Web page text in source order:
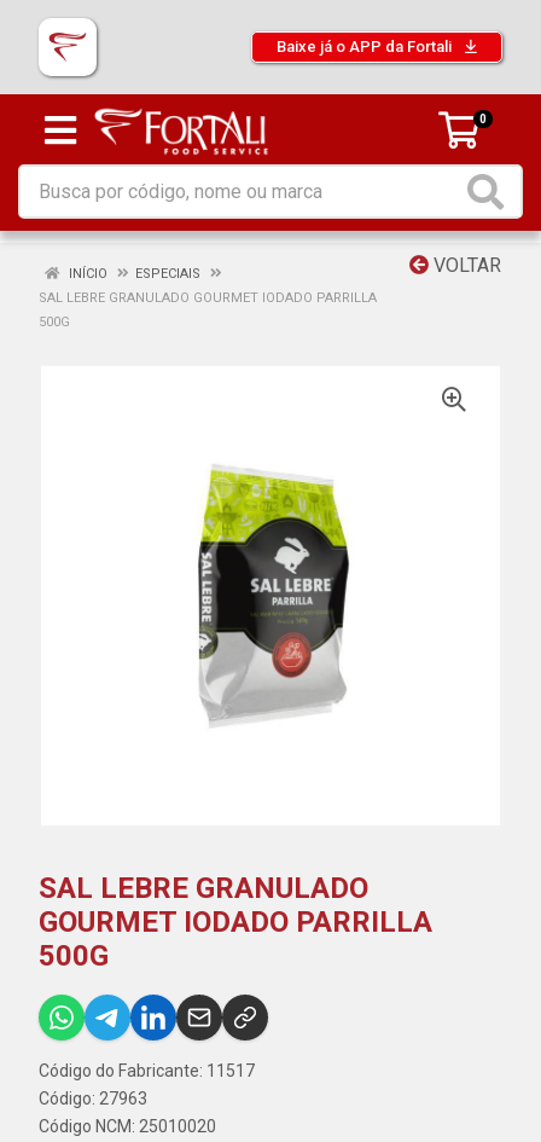
Baixe já o APP da Fortali
0
VOLTAR
INÍCIO
ESPECIAIS
SAL LEBRE GRANULADO GOURMET IODADO PARRILLA
500G
SAL LEBRE GRANULADO
GOURMET IODADO PARRILLA
500G
Código do Fabricante: 11517
Código: 27963
Código NCM: 25010020